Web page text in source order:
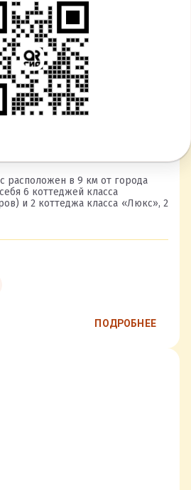
расположен в 9 км от города
6 коттеджей класса
и 2 коттеджа класса «Люкс», 2
ПОДРОБНЕЕ